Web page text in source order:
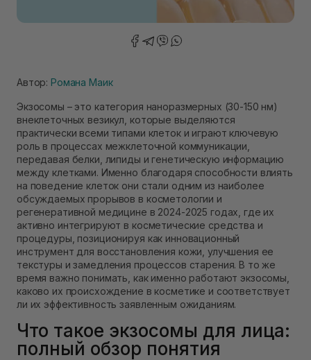
Автор: Романа Маик
Экзосомы – это категория наноразмерных (30-150 нм)
внеклеточных везикул, которые выделяются
практически всеми типами клеток и играют ключевую
роль в процессах межклеточной коммуникации,
передавая белки, липиды и генетическую информацию
между клетками. Именно благодаря способности влиять
на поведение клеток они стали одним из наиболее
обсуждаемых прорывов в косметологии и
регенеративной медицине в 2024-2025 годах, где их
активно интегрируют в косметические средства и
процедуры, позиционируя как инновационный
инструмент для восстановления кожи, улучшения ее
текстуры и замедления процессов старения. В то же
время важно понимать, как именно работают экзосомы,
каково их происхождение в косметике и соответствует
ли их эффективность заявленным ожиданиям.
Что такое экзосомы для лица:
полный обзор понятия